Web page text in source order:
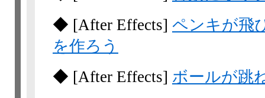
◆ [After Effects] ペンキが飛
を作ろう
◆ [After Effects] ボールが跳